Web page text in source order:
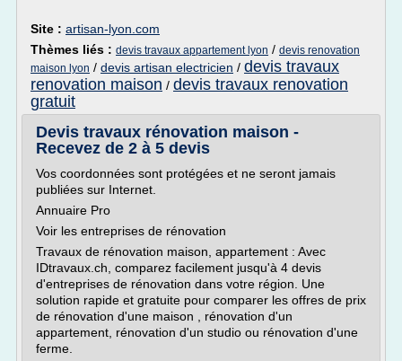
Site : artisan-lyon.com
Thèmes liés : devis travaux appartement lyon / devis renovation
maison lyon / devis artisan electricien / devis travaux
renovation maison / devis travaux renovation
gratuit
Devis travaux rénovation maison -
Recevez de 2 à 5 devis
Vos coordonnées sont protégées et ne seront jamais
publiées sur Internet.
Annuaire Pro
Voir les entreprises de rénovation
Travaux de rénovation maison, appartement : Avec
IDtravaux.ch, comparez facilement jusqu'à 4 devis
d'entreprises de rénovation dans votre région. Une
solution rapide et gratuite pour comparer les offres de prix
de rénovation d'une maison , rénovation d'un
appartement, rénovation d'un studio ou rénovation d'une
ferme.